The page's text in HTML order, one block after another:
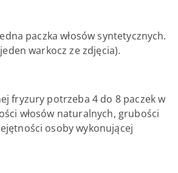
paczka włosów syntetycznych.
warkocz ze zdjęcia).
fryzury potrzeba 4 do 8 paczek w
włosów naturalnych, grubości
osoby wykonującej